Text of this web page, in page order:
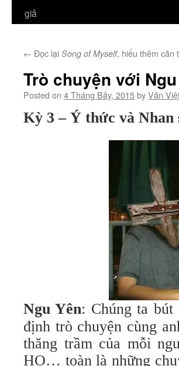
giả
← Đọc lại Song of Myself, hiểu thêm căn
Trò chuyện với
Posted on 4 Tháng Bảy, 2015byVăn
Kỳ 3 – Ý thức và Nhan
Ngu Yên: Chúng ta
định trò chuyện cùng
thăng trầm của mỗi
HO… toàn là những